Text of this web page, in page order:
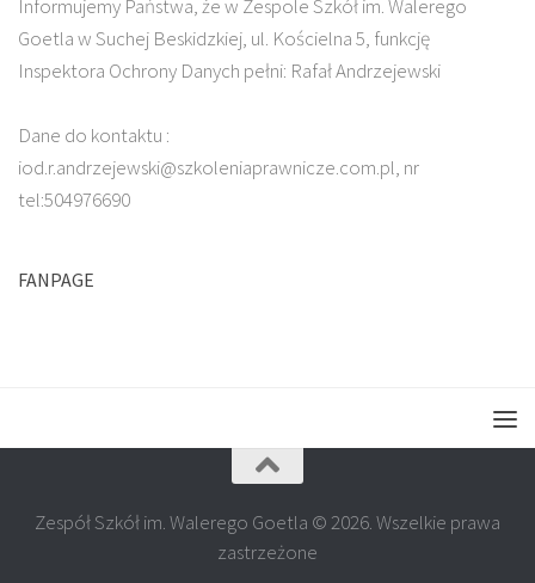
Informujemy Państwa, że w Zespole Szkół im. Walerego
Goetla w Suchej Beskidzkiej, ul. Kościelna 5, funkcję
Inspektora Ochrony Danych pełni: Rafał Andrzejewski
Dane do kontaktu :
iod.r.andrzejewski@szkoleniaprawnicze.com.pl, nr
tel:504976690
FANPAGE
Zespół Szkół im. Walerego Goetla © 2026. Wszelkie prawa
zastrzeżone